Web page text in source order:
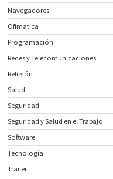
Navegadores
Ofimatica
Programación
Redes y Telecomunicaciones
Religión
Salud
Seguridad
Seguridad y Salud en el Trabajo
Software
Tecnología
Trailer